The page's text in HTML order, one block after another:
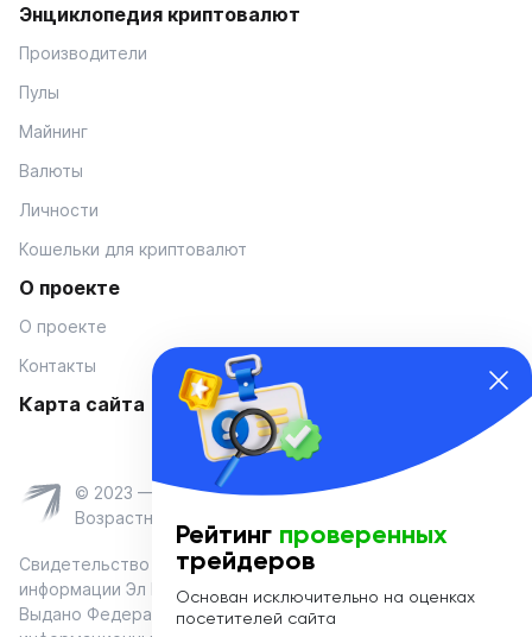
Энциклопедия криптовалют
Производители
Пулы
Майнинг
Валюты
Личности
Кошельки для криптовалют
О проекте
О проекте
Контакты
Карта сайта
© 2023 — Coinmania
Возрастное ограничение 16+
Свидетельство о регистрации средства массовой
информации Эл № ФС 77-74908 от «25» января 2019 г.
Выдано Федеральной службой по надзору в сфере связи,
Рейтинг проверенных
трейдеров
Основан исключительно на оценках
посетителей сайта